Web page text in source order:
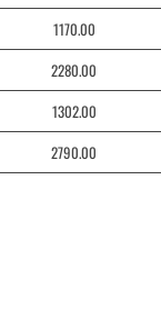
1170.00
2280.00
1302.00
2790.00